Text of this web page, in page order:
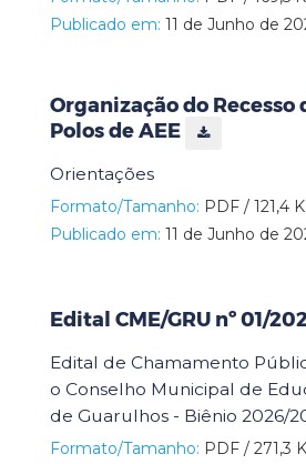
Publicado em: 11 de Junho de
Organização do Recesso
Polos de AEE
Orientações
Formato/Tamanho: PDF / 121,4
Publicado em: 11 de Junho de
Edital CME/GRU nº 01/
Edital de Chamamento
o Conselho Municipal de
de Guarulhos - Biênio 2026/
Formato/Tamanho: PDF / 271,3